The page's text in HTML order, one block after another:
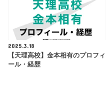
2025.3.18
【天理高校】金本相有のプロフィ
ール・経歴